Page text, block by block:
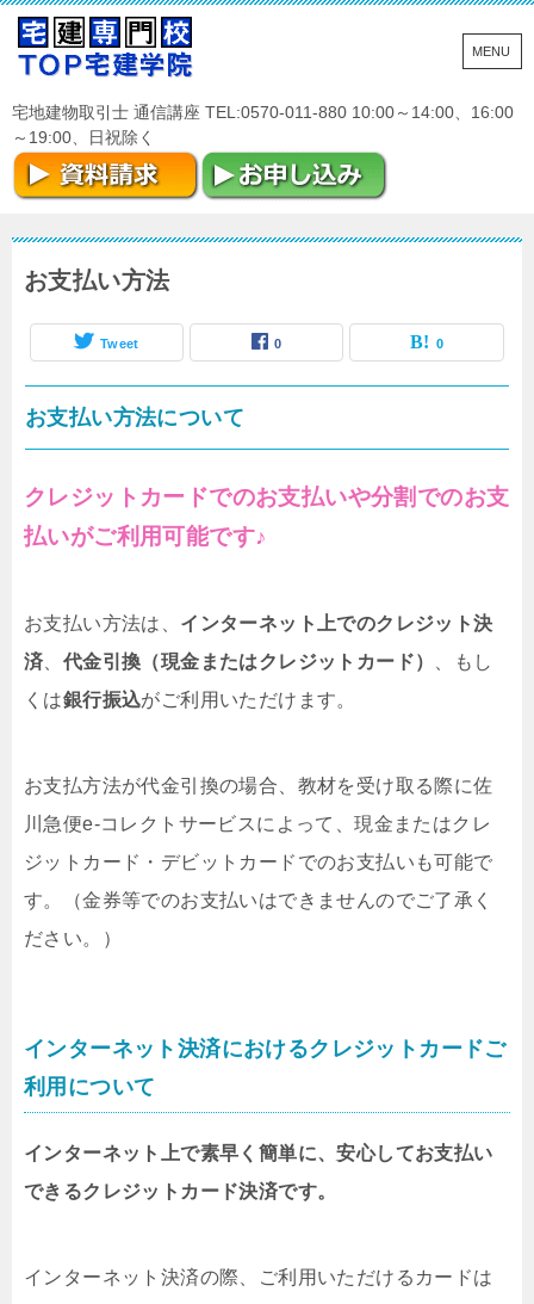
宅地建物取引士 通信講座 TEL:0570-011-880 10:00～14:00、16:00
～19:00、日祝除く
お支払い方法
Tweet 0 0
お支払い方法について
クレジットカードでのお支払いや分割でのお支
払いがご利用可能です♪
お支払い方法は、 インターネット上でのクレジット決
済
代金引換（現金またはクレジットカード）
、もし
くは銀行振込がご利用いただけます。
お支払方法が代金引換の場合、教材を受け取る際に佐
川急便e-コレクトサービスによって、現金またはクレ
ジットカード・デビットカードでのお支払いも可能で
す。（金券等でのお支払いはできませんのでご了承く
ださい。）
インターネット決済におけるクレジットカードご
利用について
インターネット上で素早く簡単に、安心してお支払い
できるクレジットカード決済です。
インターネット決済の際、ご利用いただけるカードは